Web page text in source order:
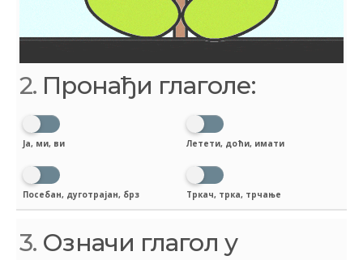
2. Пронађи глаголе:
Ја, ми, ви Летети, доћи, имати
Посебан, дуготрајан, брз Тркач, трка, трчање
3. Означи глагол у